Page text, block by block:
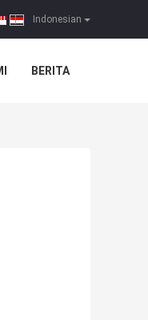
Indonesian
|
BERITA